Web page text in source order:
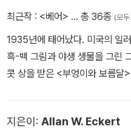
최근작 : <베어> … 총 36종 (모
1935년에 태어났다. 미국의 일
흑-백 그림과 야생 생물을 그린
콧 상을 받은 <부엉이와 보름
지은이: Allan W. Eckert